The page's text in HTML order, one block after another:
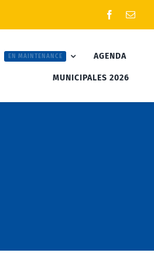
EN MAINTENANCE AGENDA
MUNICIPALES 2026